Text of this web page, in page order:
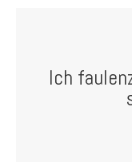
Ich